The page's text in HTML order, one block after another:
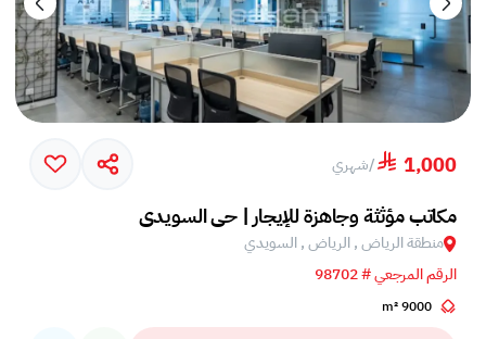
1,000
/شهري
مكاتب مؤثثة وجاهزة للإيجار | حي السويدي
منطقة الرياض , الرياض , السويدي
الرقم المرجعي # 98702
9000 m²